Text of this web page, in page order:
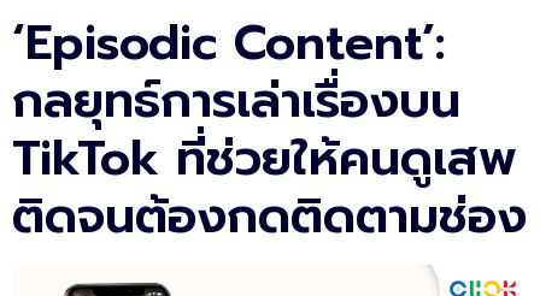
‘Episodic Content’:
กลยุทธ์การเล่าเรื่องบน
TikTok ที่ช่วยให้คนดูเสพ
ติดจนต้องกดติดตามช่อง